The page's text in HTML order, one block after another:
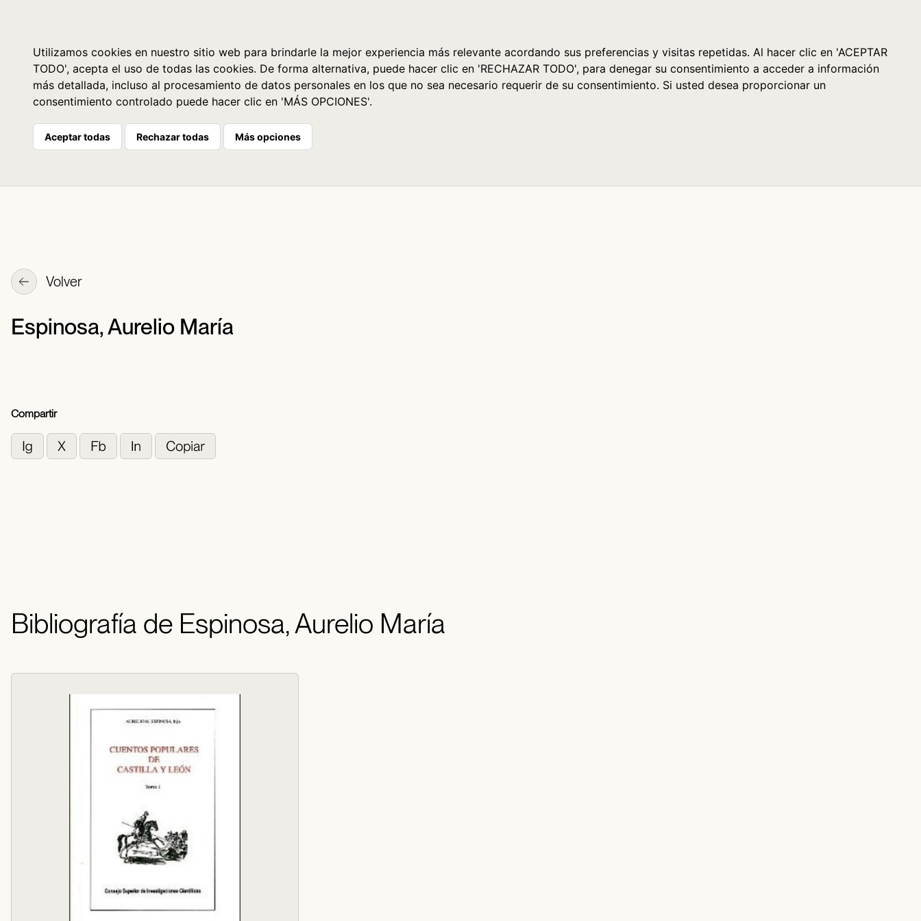
Utilizamos cookies en nuestro sitio web para brindarle la mejor experiencia más relevante acordando sus preferencias y visitas repetidas. Al hacer clic en 'ACEPTAR
TODO', acepta el uso de todas las cookies. De forma alternativa, puede hacer clic en 'RECHAZAR TODO', para denegar su consentimiento a acceder a información
más detallada, incluso al procesamiento de datos personales en los que no sea necesario requerir de su consentimiento. Si usted desea proporcionar un
consentimiento controlado puede hacer clic en 'MÁS OPCIONES'.
Aceptar todas Rechazar todas Más opciones
Volver
Espinosa, Aurelio María
Compartir
Bibliografía de Espinosa, Aurelio María